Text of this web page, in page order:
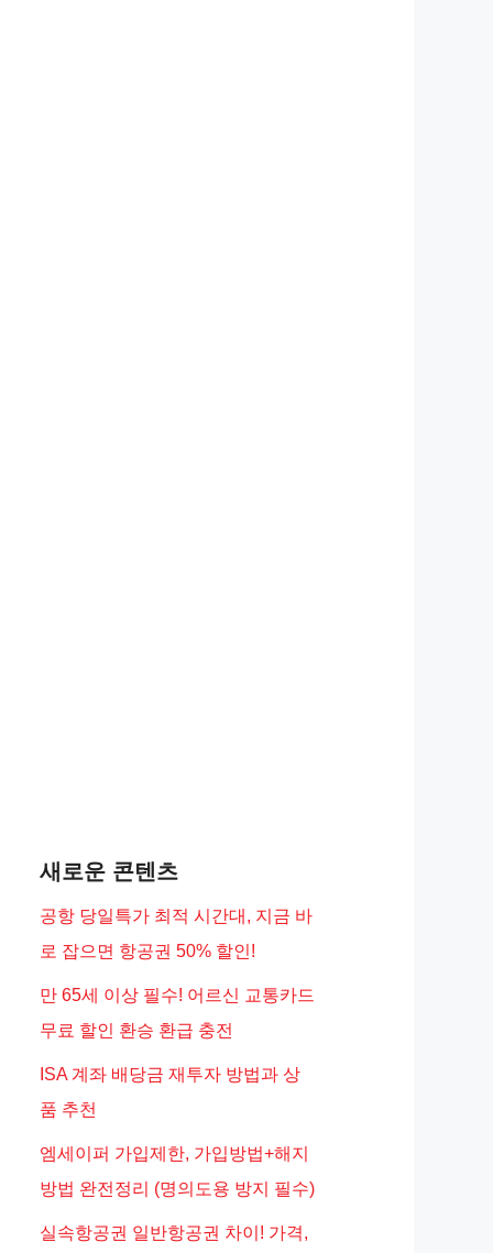
새로운 콘텐츠
공항 당일특가 최적 시간대, 지금 바
로 잡으면 항공권 50% 할인!
만 65세 이상 필수! 어르신 교통카드
무료 할인 환승 환급 충전
ISA 계좌 배당금 재투자 방법과 상
품 추천
엠세이퍼 가입제한, 가입방법+해지
방법 완전정리 (명의도용 방지 필수)
실속항공권 일반항공권 차이! 가격,